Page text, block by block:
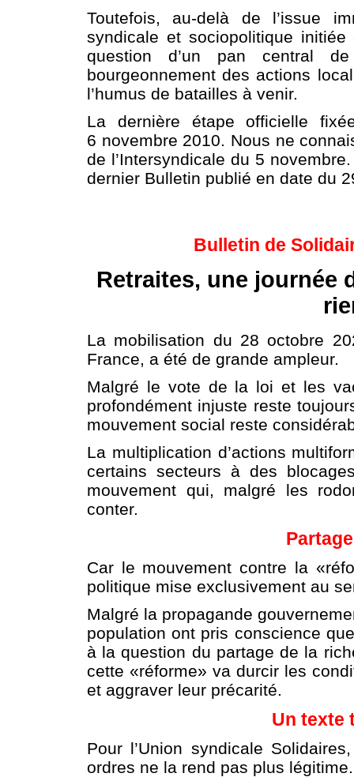
Toutefois, au-delà de l’issue
syndicale et sociopolitique
question d’un pan central
bourgeonnement des actions
l’humus de batailles à venir.
La dernière étape officielle
6 novembre 2010. Nous ne
de l’Intersyndicale du 5
dernier Bulletin publié en date du
Bulletin de
Retraites, une journée
La mobilisation du 28 octobre
France, a été de grande ampleur.
Malgré le vote de la loi et les
profondément injuste reste
mouvement social reste
La multiplication d’actions
certains secteurs à des
mouvement qui, malgré les
conter.
Car le mouvement contre la
politique mise exclusivement au
Malgré la propagande
population ont pris conscience
à la question du partage de la
cette «réforme» va durcir les
et aggraver leur précarité.
Un texte
Pour l’Union syndicale
ordres ne la rend pas plus légitime.